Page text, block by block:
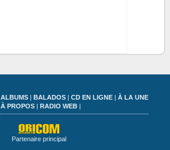
ALBUMS| BALADOS| CD EN LIGNE| À LA UNE
À PROPOS| RADIO WEB|
Partenaire principal